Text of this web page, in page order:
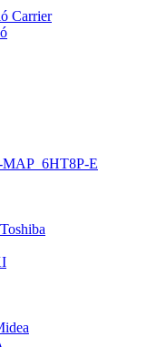
Carrier
E